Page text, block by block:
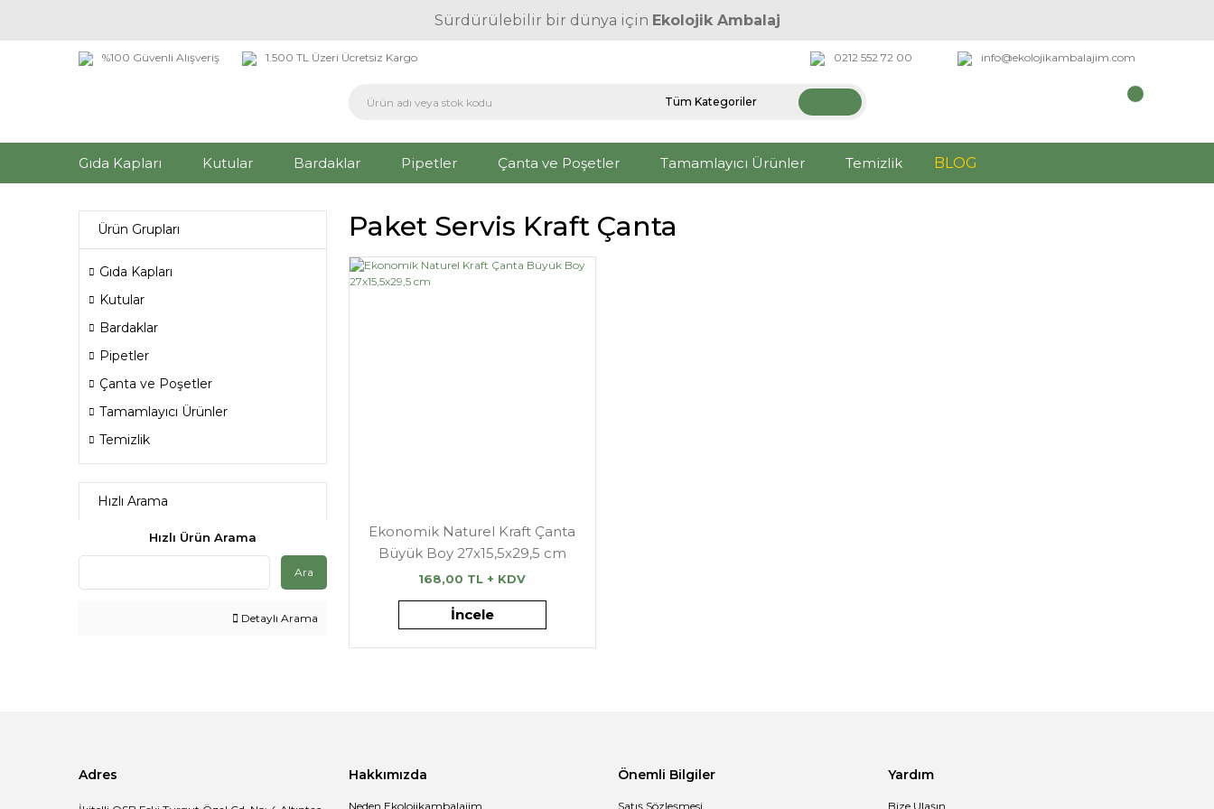
Sürdürülebilir bir dünya için Ekolojik Ambalaj
%100 Güvenli Alışveriş 1.500 TL Üzeri Ücretsiz Kargo 0212 552 72 00 info@ekolojikambalajim.com
Gıda Kapları Kutular Bardaklar Pipetler Çanta ve Poşetler Tamamlayıcı Ürünler Temizlik BLOG
Ürün Grupları
Gıda Kapları
Kutular
Bardaklar
Pipetler
Çanta ve Poşetler
Tamamlayıcı Ürünler
Temizlik
Hızlı Arama
Hızlı Ürün Arama
Ara
Detaylı Arama
Paket Servis Kraft Çanta
Ekonomik Naturel Kraft Çanta
Büyük Boy 27x15,5x29,5 cm
168,00 TL + KDV
İncele
Adres Hakkımızda
Neden Ekolojikambalajim
Önemli Bilgiler
Satış Sözleşmesi
Yardım
Bize Ulaşın